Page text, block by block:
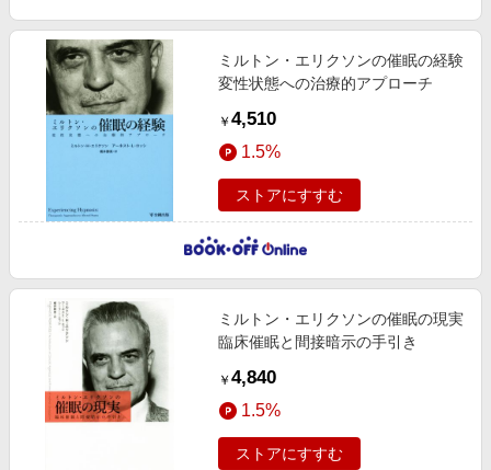
ミルトン・エリクソンの催眠の経験
変性状態への治療的アプローチ
￥ 4,510
1.5%
ストアにすすむ
ミルトン・エリクソンの催眠の現実
臨床催眠と間接暗示の手引き
￥ 4,840
1.5%
ストアにすすむ